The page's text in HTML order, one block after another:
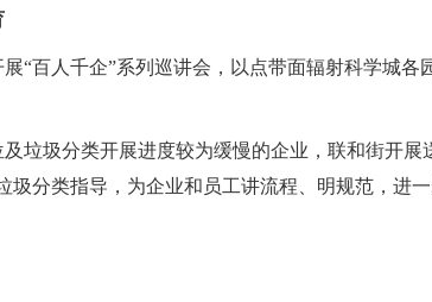
百人千企”系列巡讲会，以点带面辐射科学城各
圾分类开展进度较为缓慢的企业，联和街开展
圾分类指导，为企业和员工讲流程、明规范，进